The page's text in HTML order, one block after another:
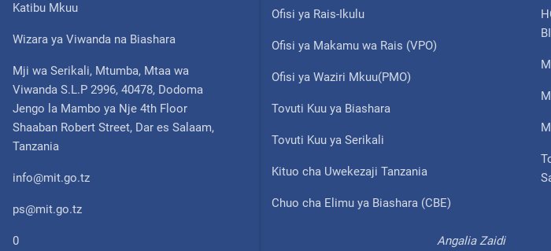
Katibu Mkuu
Wizara ya Viwanda na Biashara
Mji wa Serikali, Mtumba, Mtaa wa
Viwanda S.L.P 2996, 40478, Dodoma
Jengo la Mambo ya Nje 4th Floor
Shaaban Robert Street, Dar es Salaam,
Tanzania
info@mit.go.tz
ps@mit.go.tz
0
Ofisi ya Rais-Ikulu
Ofisi ya Makamu wa Rais (VPO)
Ofisi ya Waziri Mkuu(PMO)
Tovuti Kuu ya Biashara
Tovuti Kuu ya Serikali
Kituo cha Uwekezaji Tanzania
Chuo cha Elimu ya Biashara (CBE)
Angalia Zaidi